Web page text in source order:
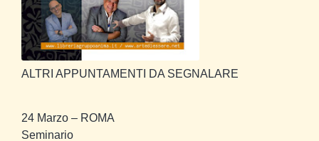
ALTRI APPUNTAMENTI DA SEGNALARE
24 Marzo – ROMA
Seminario